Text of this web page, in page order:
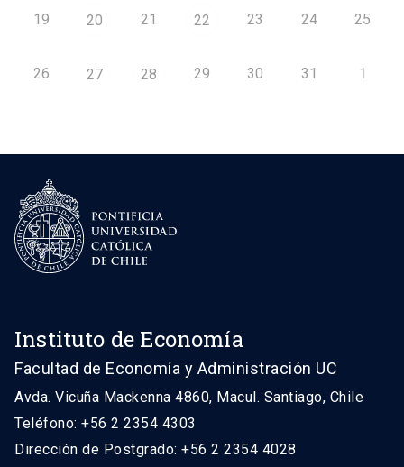
19 20 21 22 23 24 25
26 27 28 29 30 31 1
Instituto de Economía
Facultad de Economía y Administración UC
Avda. Vicuña Mackenna 4860, Macul. Santiago, Chile
Teléfono: +56 2 2354 4303
Dirección de Postgrado: +56 2 2354 4028